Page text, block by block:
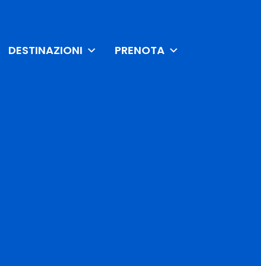
DESTINAZIONI PRENOTA